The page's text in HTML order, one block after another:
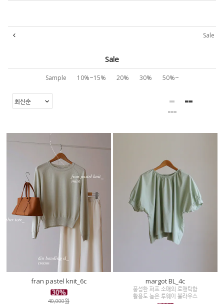
Sale
Sale
Sample 10%~15% 20% 30% 50%~
fran pastel knit_6c
40,000원
margot BL_4c
풍성한 퍼프 소매의 로맨틱함
활용도 높은 투웨이 블라우스